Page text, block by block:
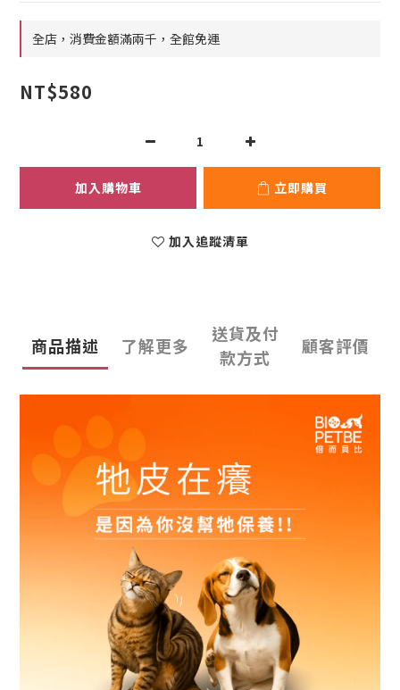
全店，消費金額滿兩千，全館免運
NT$580
加入購物車 立即購買
加入追蹤清單
商品描述 了解更多
送貨及付
款方式
顧客評價